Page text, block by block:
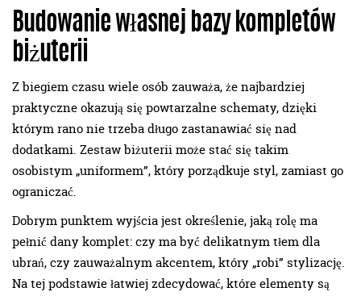
Budowanie własnej bazy kompletów
biżuterii
Z biegiem czasu wiele osób zauważa, że najbardziej
praktyczne okazują się powtarzalne schematy, dzięki
którym rano nie trzeba długo zastanawiać się nad
dodatkami. Zestaw biżuterii może stać się takim
osobistym „uniformem”, który porządkuje styl, zamiast go
ograniczać.
Dobrym punktem wyjścia jest określenie, jaką rolę ma
pełnić dany komplet: czy ma być delikatnym tłem dla
ubrań, czy zauważalnym akcentem, który „robi” stylizację.
Na tej podstawie łatwiej zdecydować, które elementy są